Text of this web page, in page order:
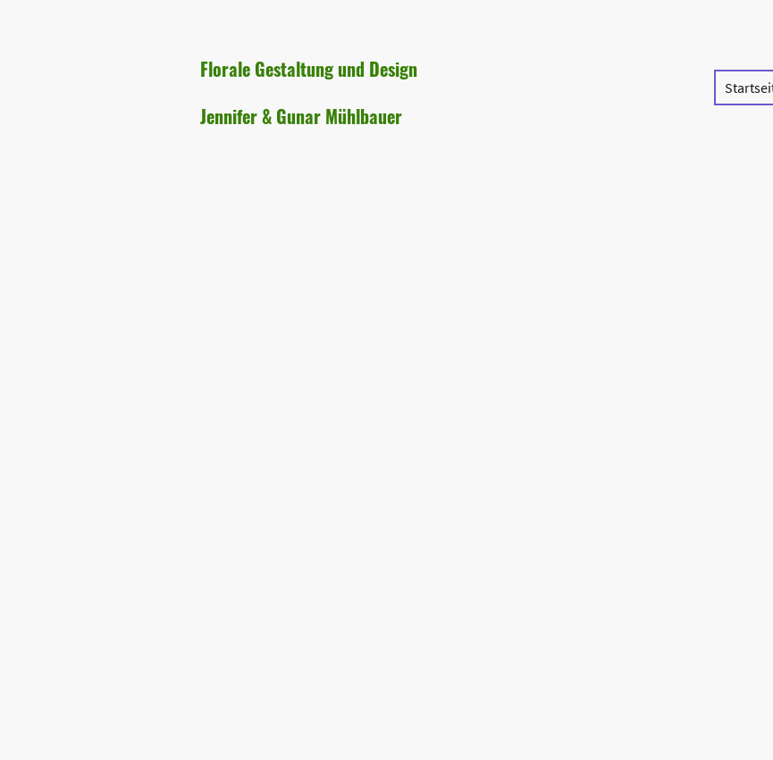
Florale Gestaltung und Design
Jennifer & Gunar Mühlbauer